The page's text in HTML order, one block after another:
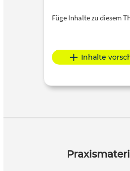
Füge Inhalte zu diesem
Inhalte